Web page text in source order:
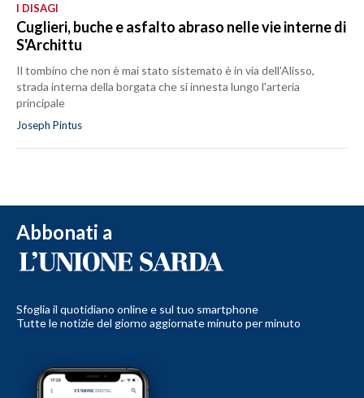
I DISAGI
Cuglieri, buche e asfalto abraso nelle vie interne di
S'Archittu
Il tombino che non è mai stato sistemato è in via dell'Alisso,
strada interna della borgata che si innesta lungo l'arteria
principale
Joseph Pintus
Abbonati a
Sfoglia il quotidiano online e sul tuo smartphone
Tutte le notizie del giorno aggiornate minuto per minuto